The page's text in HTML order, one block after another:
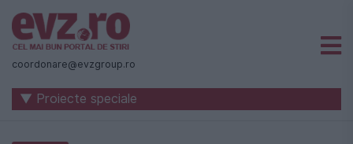
Știri
naționale
internaționale
coordonare@evzgroup.ro
▼ Proiecte speciale